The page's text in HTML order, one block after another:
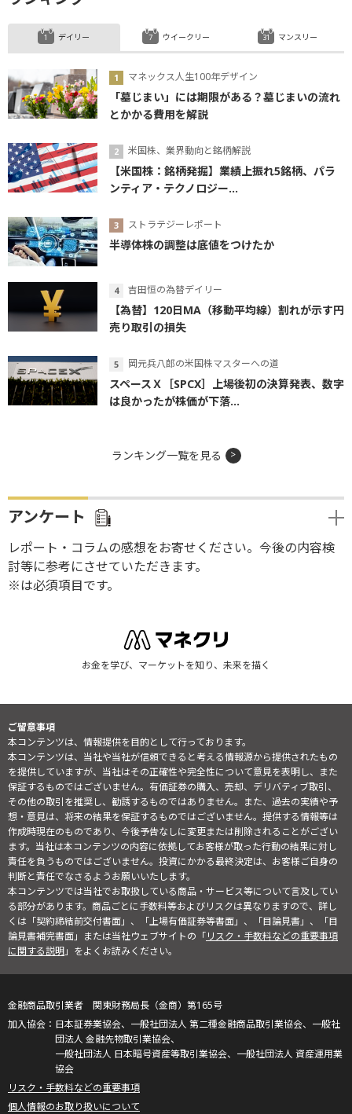
デイリー
マネックス人生100年デザイン
「墓じまい」には期限がある？墓じまいの流れ
とかかる費用を解説
米国株、業界動向と銘柄解説
【米国株：銘柄発掘】業績上振れ5銘柄、パラ
ンティア・テクノロジー...
ストラテジーレポート
半導体株の調整は底値をつけたか
吉田恒の為替デイリー
【為替】120日MA（移動平均線）割れが示す円
売り取引の損失
岡元兵八郎の米国株マスターへの道
スペースＸ［SPCX］上場後初の決算発表、数字
は良かったが株価が下落...
ウイークリー マンスリー
ランキング一覧を見る
アンケート
レポート・コラムの感想をお寄せください。今後の内容検
討等に参考にさせていただきます。
※は必須項目です。
お金を学び、マーケットを知り、未来を描く
ご留意事項
本コンテンツは、情報提供を目的として行っております。
本コンテンツは、当社や当社が信頼できると考える情報源から提供されたもの
を提供していますが、当社はその正確性や完全性について意見を表明し、また
保証するものではございません。有価証券の購入、売却、デリバティブ取引、
その他の取引を推奨し、勧誘するものではありません。また、過去の実績や予
想・意見は、将来の結果を保証するものではございません。提供する情報等は
作成時現在のものであり、今後予告なしに変更または削除されることがござい
ます。当社は本コンテンツの内容に依拠してお客様が取った行動の結果に対し
責任を負うものではございません。投資にかかる最終決定は、お客様ご自身の
判断と責任でなさるようお願いいたします。
本コンテンツでは当社でお取扱している商品・サービス等について言及してい
る部分があります。商品ごとに手数料等およびリスクは異なりますので、詳し
くは「契約締結前交付書面」、「上場有価証券等書面」、「目論見書」、「目
論見書補完書面」または当社ウェブサイトの「リスク・手数料などの重要事項
に関する説明」をよくお読みください。
金融商品取引業者 関東財務局長（金商）第165号
日本証券業協会、一般社団法人 第二種金融商品取引業協会、一般社
団法人 金融先物取引業協会、
一般社団法人 日本暗号資産等取引業協会、一般社団法人 資産運用業
協会
リスク・手数料などの重要事項
個人情報のお取り扱いについて